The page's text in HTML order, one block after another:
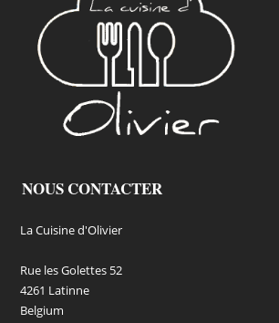
NOUS CONTACTER
La Cuisine d'Olivier
Rue les Golettes 52
4261 Latinne
Belgium